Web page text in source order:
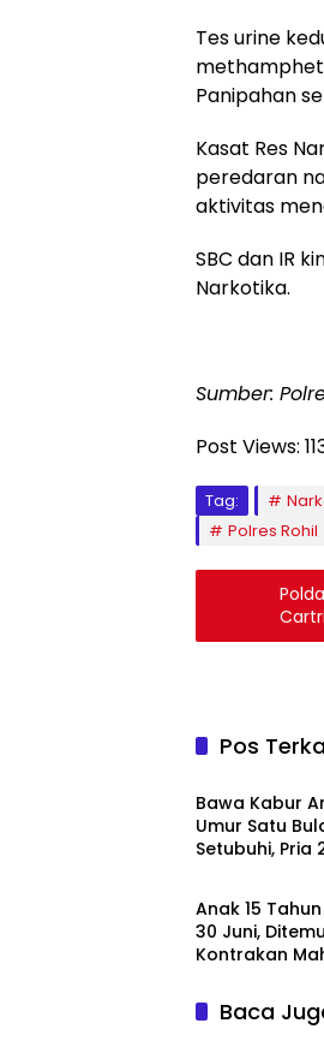
Tes urine
Panipahan
Kasat Res
peredaran
aktivitas
SBC dan IR
Narkotika.
Sumber:
Post Views:
Tag:
Polres Rohil
Pos
Kriminal
Bawa Kabur
Umur Satu
Setubuhi, Pria
Kriminal
Anak 15
30 Juni,
Kontrakan
Baca